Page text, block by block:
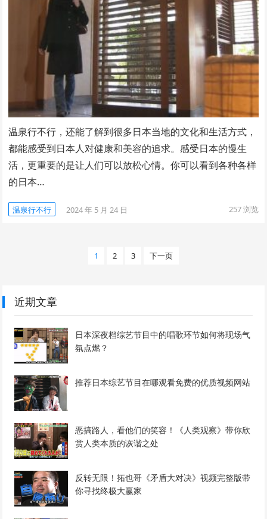
温泉行不行，还能了解到很多日本当地的文化和生活方式，
都能感受到日本人对健康和美容的追求。感受日本的慢生
活，更重要的是让人们可以放松心情。你可以看到各种各样
的日本…
温泉行不行 2024 年 5 月 24 日 257浏览
页
1 2 3 下一页
近期文章
日本深夜档综艺节目中的唱歌环节如何将现场气
氛点燃？
推荐日本综艺节目在哪观看免费的优质视频网站
恶搞路人，看他们的笑容！《人类观察》带你欣
赏人类本质的诙谐之处
反转无限！拓也哥《矛盾大对决》视频完整版带
你寻找终极大赢家